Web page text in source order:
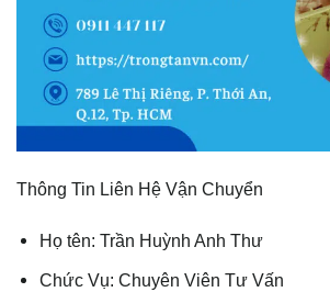
Thông Tin Liên Hệ Vận Chuyển
Họ tên: Trần Huỳnh Anh Thư
Chức Vụ: Chuyên Viên Tư Vấn